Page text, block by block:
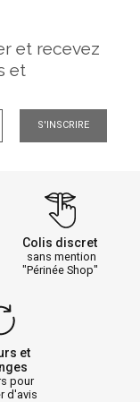
et recevez
et
S'INSCRIRE
Colis discret
sans mention
"Périnée Shop"
et
pour
d'avis